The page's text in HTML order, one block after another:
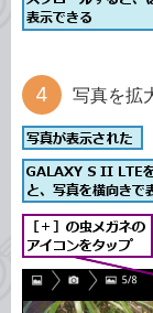
写真を拡